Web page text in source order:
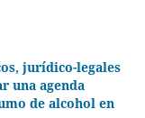
jurídico-legales
una agenda
de alcohol en